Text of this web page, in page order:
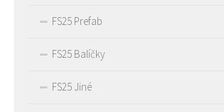
FS25 Prefab
FS25 Balíčky
FS25 Jiné